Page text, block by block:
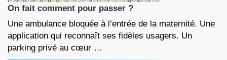
On fait comment pour passer ?
Une ambulance bloquée à l’entrée de la maternité. Une
application qui reconnaît ses fidèles usagers. Un
parking privé au cœur …